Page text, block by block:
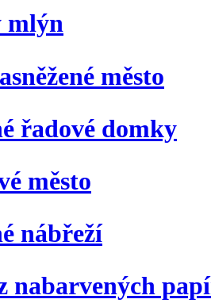
mlýn
město
řadové domky
město
nábřeží
nabarvených